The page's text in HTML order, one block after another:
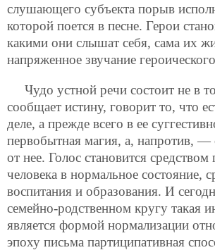
слушающего субъекта порыв
которой поется в песне. Герои
какими они слышат себя, сама их
напряженное звучание
Чудо устной речи состоит не в
сообщает истину, говорит то, что
деле, а прежде всего в ее
первобытная магия, а, напротив, —
от нее. Голос становится средством
человека в нормальное состояние,
воспитания и образования. И
семейно-родственном кругу такая
является формой нормализации
эпоху письма партиципативная